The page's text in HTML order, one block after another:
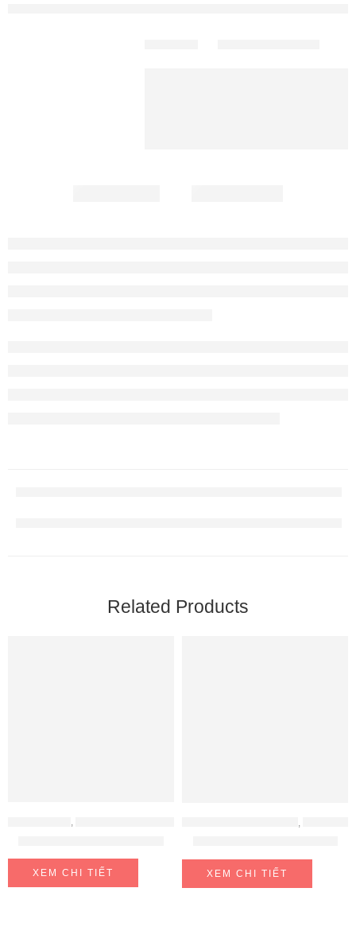
Related Products
XEM CHI TIẾT XEM CHI TIẾT